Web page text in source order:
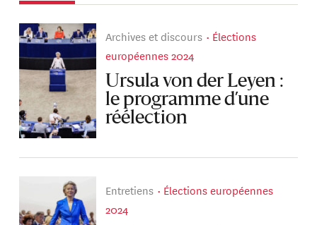
Archives et discours
Élections
européennes 2024
Ursula von der Leyen :
le programme d’une
réélection
Entretiens
Élections européennes
2024